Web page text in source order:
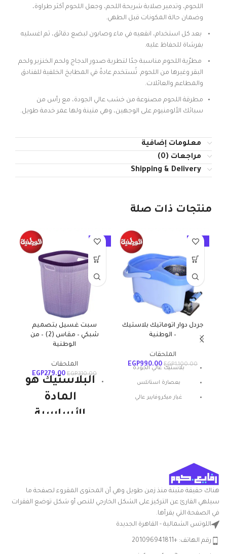
اللحوم، وتدمير صلابة شريحة اللحم، وجعل اللحوم أكثر طراوة،
وضمان حالة المكونات قبل الطهي.
بعد كل استخدام، انقعيه في ماء وصابون لبضع دقائق، ثم اغسليه
بفرشاة للحفاظ عليه.
مطرّية اللحوم مناسبة جدًا لتطرية صدور الدجاج ولحم الخنزير ولحم
البقر وغيرها من اللحوم. تُستخدم عادةً في المطابخ الخلفية للفنادق
والمطاعم والعائلات.
مطرقة اللحوم مصنوعة من خشب عالي الجودة، مع رأس من
سبائك الألومنيوم على الوجهين، وهي متينة ولها عمر خدمة طويل.
معلومات إضافية
مراجعات (0)
Shipping & Delivery
منتجات ذات صلة
-10%
جردل دوار اتوماتيك بلاستيك
– الوطنية
الملحقات
EGP1,100.00
EGP990.00
بلاستيك عالي الجودة
بعصارة استانلس
غيار ميكروفايبر عالي
-10%
سبت غسيل بتصميم
شبكي – مقاس (2) – من
الوطنية
الملحقات
EGP310.00
EGP279.00
البلاستيك هو
المادة
الأساسية
وخفيفة الوزن
هناك حقيقة مثبتة منذ زمن طويل وهي أن المحتوى المقروء لصفحة ما
سيلهي القارئ عن التركيز على الشكل الخارجي للنص أو شكل توضع الفقرات
في الصفحة التي يقرأها.
اللوتس الشمالية - القاهرة الجديدة
رقم الهاتف: +201096941811